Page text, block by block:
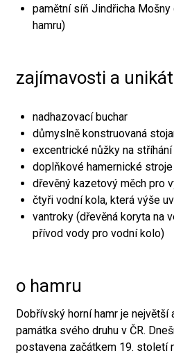
pamětní síň Jindřicha
hamru)
zajímavosti a
nadhazovací buchar
důmyslně konstruovaná
excentrické nůžky na
doplňkové hamernické
dřevěný kazetový měch pro
čtyři vodní kola, která výše
vantroky (dřevěná koryta na
přívod vody pro vodní kolo)
o hamru
Dobřívský horní hamr je největší
památka svého druhu v ČR.
postavena začátkem 19. století